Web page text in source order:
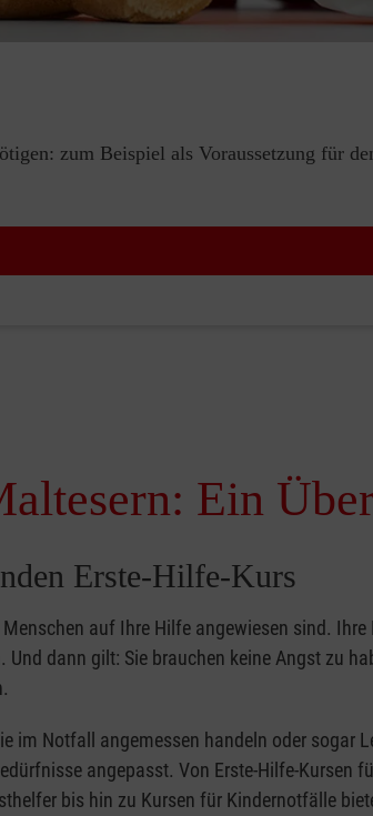
zum Beispiel als Voraussetzung für
Ein
Erste-Hilfe-Kurs
auf Ihre Hilfe angewiesen sind.
dann gilt: Sie brauchen keine Angst zu
im Notfall angemessen handeln oder sogar
angepasst. Von Erste-Hilfe-Kursen
bis hin zu Kursen für Kindernotfälle